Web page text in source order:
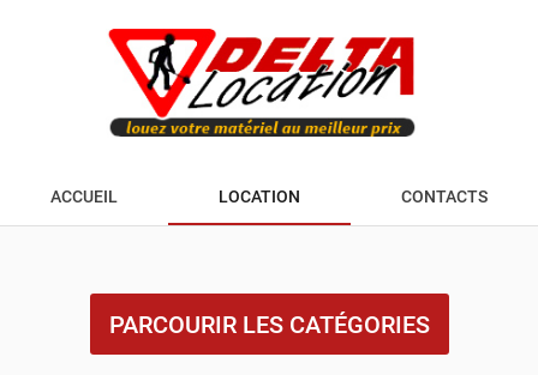
ACCUEIL LOCATION CONTACTS
PARCOURIR LES CATÉGORIES